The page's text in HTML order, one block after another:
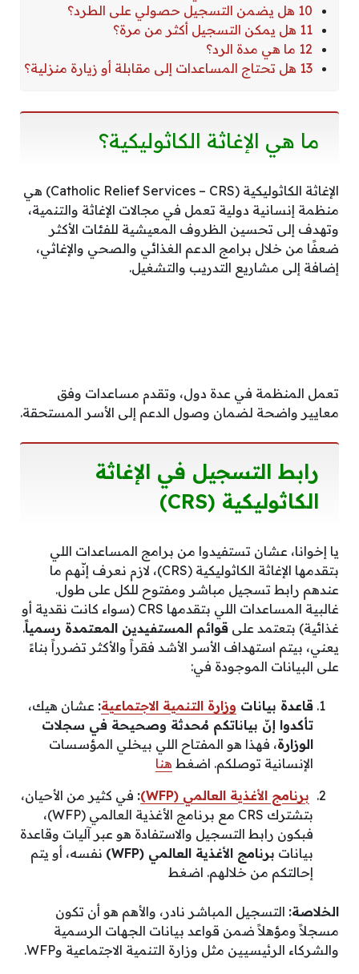
10 هل يضمن التسجيل حصولي على الطرد؟
11 هل يمكن التسجيل أكثر من مرة؟
12 ما هي مدة الرد؟
13 هل تحتاج المساعدات إلى مقابلة أو زيارة منزلية؟
ما هي الإغاثة الكاثوليكية؟
الإغاثة الكاثوليكية (Catholic Relief Services – CRS) هي
منظمة إنسانية دولية تعمل في مجالات الإغاثة والتنمية،
وتهدف إلى تحسين الظروف المعيشية للفئات الأكثر
ضعفًا من خلال برامج الدعم الغذائي والصحي والإغاثي،
إضافة إلى مشاريع التدريب والتشغيل.
تعمل المنظمة في عدة دول، وتقدم مساعدات وفق
معايير واضحة لضمان وصول الدعم إلى الأسر المستحقة.
رابط التسجيل في الإغاثة
الكاثوليكية (CRS)
يا إخوانا، عشان تستفيدوا من برامج المساعدات اللي
بتقدمها الإغاثة الكاثوليكية (CRS)، لازم نعرف إنّهم ما
عندهم رابط تسجيل مباشر ومفتوح للكل على طول.
غالبية المساعدات اللي بتقدمها CRS (سواء كانت نقدية أو
غذائية) بتعتمد على قوائم المستفيدين المعتمدة رسمياً.
يعني، بيتم استهداف الأسر الأشد فقراً والأكثر تضرراً بناءً
على البيانات الموجودة في:
قاعدة بيانات وزارة التنمية الاجتماعية: عشان هيك،
تأكدوا إنّ بياناتكم مُحدثة وصحيحة في سجلات
الوزارة، فهذا هو المفتاح اللي بيخلي المؤسسات
الإنسانية توصلكم. اضغط هنا
برنامج الأغذية العالمي (WFP)
: في كثير من الأحيان،
بتشترك CRS مع برنامج الأغذية العالمي (WFP)،
فبكون رابط التسجيل والاستفادة هو عبر آليات وقاعدة
بيانات برنامج الأغذية العالمي (WFP)
نفسه، أو يتم
إحالتكم من خلالهم. اضغط
الخلاصة: التسجيل المباشر نادر، والأهم هو أن تكون
مسجلاً ومؤهلاً ضمن قواعد بيانات الجهات الرسمية
والشركاء الرئيسيين مثل وزارة التنمية الاجتماعية وWFP.